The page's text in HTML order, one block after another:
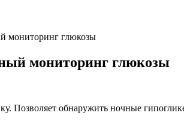
мониторинг глюкозы
мониторинг глюкозы
Позволяет обнаружить ночные